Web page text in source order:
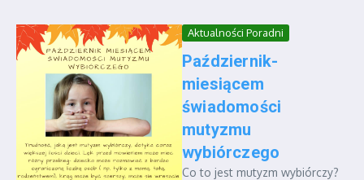
Aktualności Poradni
Październik-
miesiącem
świadomości
mutyzmu
wybiórczego
Co to jest mutyzm wybiórczy?